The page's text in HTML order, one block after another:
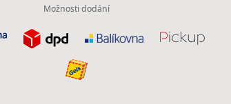
Možnosti dodání